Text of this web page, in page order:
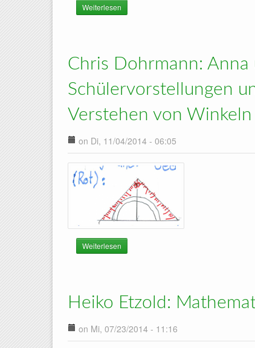
Weiterlesen
Chris Dohrmann:
Schülervorstellungen
Verstehen von Winkeln
on Di, 11/04/2014 - 06:05
Weiterlesen
Heiko Etzold:
on Mi, 07/23/2014 - 11:16